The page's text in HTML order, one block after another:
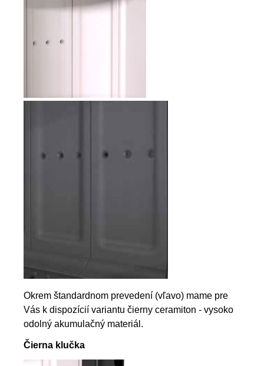
Okrem štandardnom prevedení (vľavo) mame pre
Vás k dispozícií variantu čierny ceramiton - vysoko
odolný akumulačný materiál.
Čierna klučka